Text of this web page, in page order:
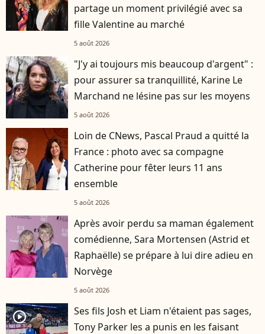
partage un moment privilégié avec sa
fille Valentine au marché
5 août 2026
"J'y ai toujours mis beaucoup d'argent" :
pour assurer sa tranquillité, Karine Le
Marchand ne lésine pas sur les moyens
5 août 2026
Loin de CNews, Pascal Praud a quitté la
France : photo avec sa compagne
Catherine pour fêter leurs 11 ans
ensemble
5 août 2026
Après avoir perdu sa maman également
comédienne, Sara Mortensen (Astrid et
Raphaëlle) se prépare à lui dire adieu en
Norvège
5 août 2026
player2
Ses fils Josh et Liam n'étaient pas sages,
Tony Parker les a punis en les faisant